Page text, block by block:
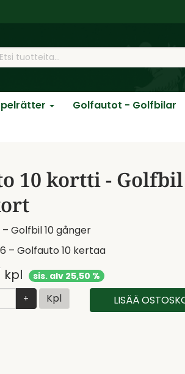
Golfautot - Golfbilar
10 kortti - Golfbil
Golfbil 10 gånger
– Golfauto 10 kertaa
kpl
sis. alv 25,50 %
+ Kpl LISÄÄ